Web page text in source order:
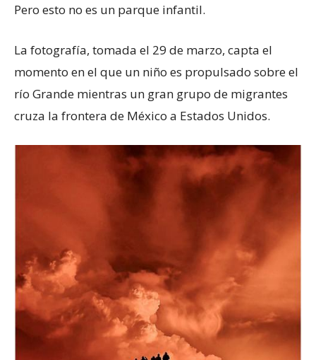
Pero esto no es un parque infantil.
La fotografía, tomada el 29 de marzo, capta el
momento en el que un niño es propulsado sobre el
río Grande mientras un gran grupo de migrantes
cruza la frontera de México a Estados Unidos.